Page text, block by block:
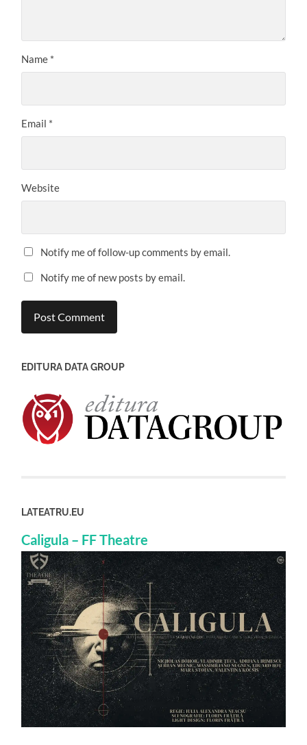
Name *
Email *
Website
Notify me of follow-up comments by email.
Notify me of new posts by email.
EDITURA DATA GROUP
LATEATRU.EU
Caligula – FF Theatre